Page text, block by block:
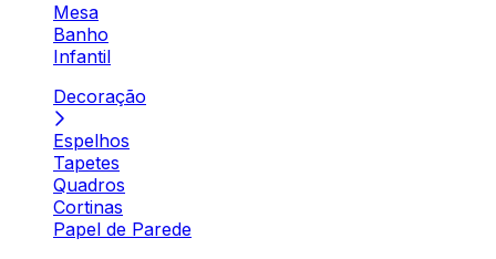
Mesa
Banho
Infantil
Decoração
Espelhos
Tapetes
Quadros
Cortinas
Papel de Parede